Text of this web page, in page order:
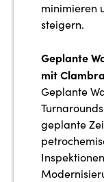
minimieren
steigern.
Geplante
mit
Geplante
geplante